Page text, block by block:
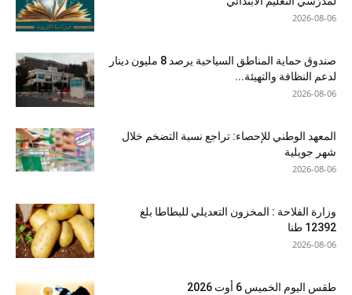
2026-08-06
صندوق حماية المناطق السياحية يرصد 8 مليون دينار
لدعم النظافة والتهيئة...
2026-08-06
المعهد الوطني للإحصاء: تراجع نسبة التضخم خلال
شهر جويلية
2026-08-06
وزارة الفلاحة : المخزون التعديلي للبطاطا بلغ
12392 طنا
2026-08-06
طقس اليوم الخميس 6 أوت 2026